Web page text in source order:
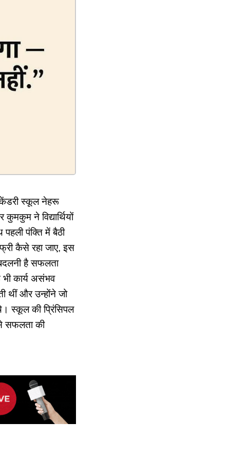
सेकेंडरी स्कूल नेहरू
ने विद्यार्थियों
पंक्ति में बैठी
कैसे रहा जाए, इस
बदलनी है सफलता
भी कार्य असंभव
थीं और उन्होंने जो
स्कूल की प्रिंसिपल
सफलता की